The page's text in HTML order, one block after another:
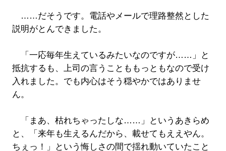
……だそうです。電話やメールで理路整然とした
説明がとんできました。
「一応毎年生えているみたいなのですが……」と
抵抗するも、上司の言うことももっともなので受け
入れました。でも内心はそう穏やかではありませ
ん。
「まあ、枯れちゃったしな……」というあきらめ
と、「来年も生えるんだから、載せてもええやん。
ちぇっ！」という悔しさの間で揺れ動いていたこと